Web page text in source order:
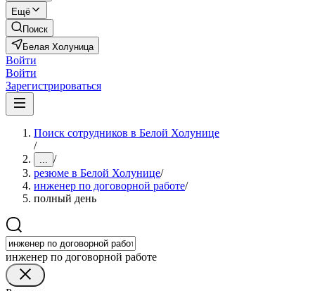
Ещё
Поиск
Белая Холуница
Войти
Войти
Зарегистрироваться
Поиск сотрудников в Белой Холунице
/
... /
резюме в Белой Холунице/
инженер по договорной работе/
полный день
инженер по договорной работе